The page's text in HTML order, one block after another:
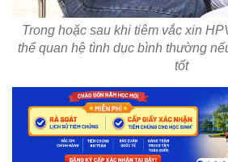
Trong hoặc sau khi tiêm vắc xin
thể quan hệ tình dục bình thường
tốt